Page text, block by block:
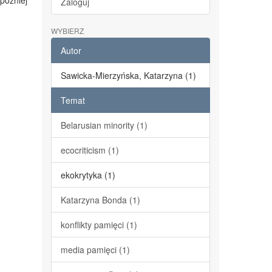
WYBIERZ
Autor
Sawicka-Mierzyńska, Katarzyna (1)
Temat
Belarusian minority (1)
ecocriticism (1)
ekokrytyka (1)
Katarzyna Bonda (1)
konflikty pamięci (1)
media pamięci (1)